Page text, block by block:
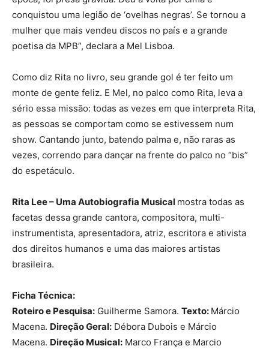
conquistou uma legião de ‘ovelhas negras’. Se tornou a
mulher que mais vendeu discos no país e a grande
poetisa da MPB”, declara a Mel Lisboa.
Como diz Rita no livro, seu grande gol é ter feito um
monte de gente feliz. E Mel, no palco como Rita, leva a
sério essa missão: todas as vezes em que interpreta Rita,
as pessoas se comportam como se estivessem num
show. Cantando junto, batendo palma e, não raras as
vezes, correndo para dançar na frente do palco no “bis”
do espetáculo.
Rita Lee – Uma Autobiografia Musical mostra todas as
facetas dessa grande cantora, compositora, multi-
instrumentista, apresentadora, atriz, escritora e ativista
dos direitos humanos e uma das maiores artistas
brasileira.
Ficha Técnica:
Roteiro e Pesquisa: Guilherme Samora. Texto: Márcio
Macena. Direção Geral: Débora Dubois e Márcio
Macena. Direção Musical: Marco França e Marcio